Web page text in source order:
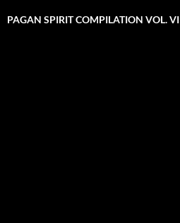
PAGAN SPIRIT COMPILATION VOL. VI